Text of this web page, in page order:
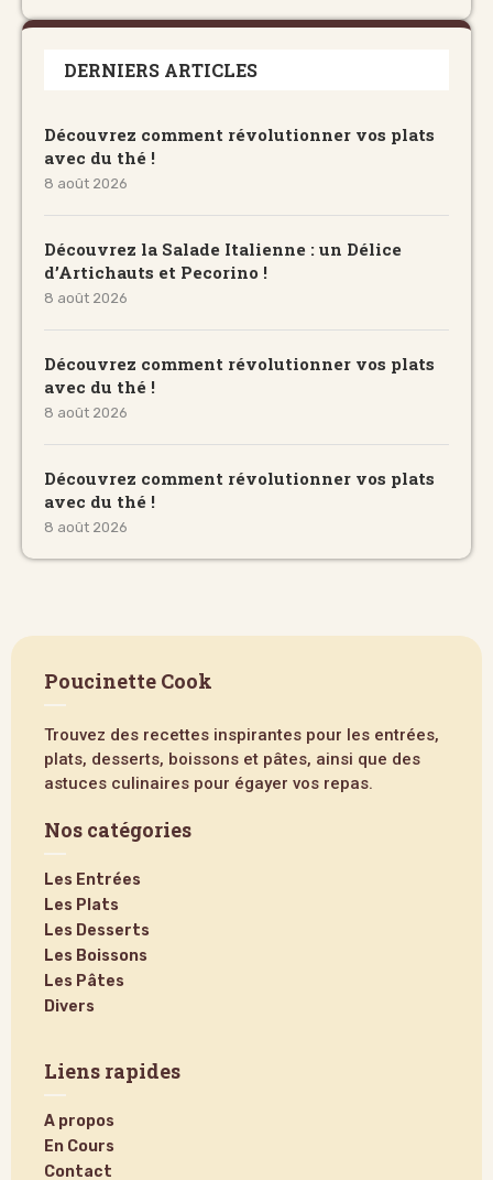
DERNIERS ARTICLES
Découvrez comment révolutionner vos plats
avec du thé !
8 août 2026
Découvrez la Salade Italienne : un Délice
d’Artichauts et Pecorino !
8 août 2026
Découvrez comment révolutionner vos plats
avec du thé !
8 août 2026
Découvrez comment révolutionner vos plats
avec du thé !
8 août 2026
Poucinette Cook
Trouvez des recettes inspirantes pour les entrées,
plats, desserts, boissons et pâtes, ainsi que des
astuces culinaires pour égayer vos repas.
Nos catégories
Les Entrées
Les Plats
Les Desserts
Les Boissons
Les Pâtes
Divers
Liens rapides
A propos
En Cours
Contact